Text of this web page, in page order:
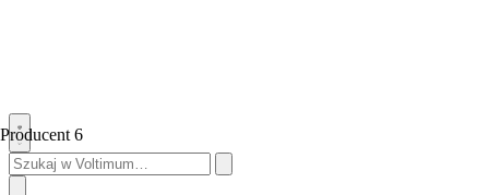
Producent 6